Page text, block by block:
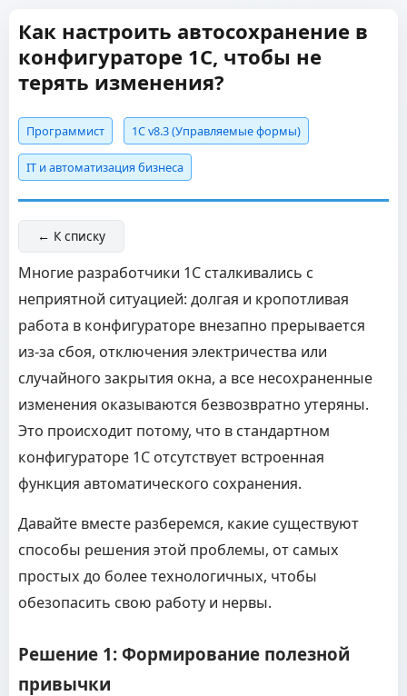
Как настроить автосохранение в
конфигураторе 1С, чтобы не
терять изменения?
Программист 1С v8.3 (Управляемые формы)
IT и автоматизация бизнеса
← К списку
Многие разработчики 1С сталкивались с
неприятной ситуацией: долгая и кропотливая
работа в конфигураторе внезапно прерывается
из-за сбоя, отключения электричества или
случайного закрытия окна, а все несохраненные
изменения оказываются безвозвратно утеряны.
Это происходит потому, что в стандартном
конфигураторе 1С отсутствует встроенная
функция автоматического сохранения.
Давайте вместе разберемся, какие существуют
способы решения этой проблемы, от самых
простых до более технологичных, чтобы
обезопасить свою работу и нервы.
Решение 1: Формирование полезной
привычки